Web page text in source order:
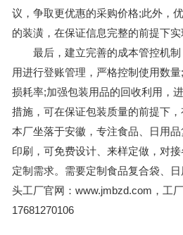
议，争取更优惠的采购价格;此外，
的装潢，在保证信息完整的前提下实
最后，建立完善的成本管控机制
用进行登账管理，严格控制使用数
损耗率;加强包装用品的回收利用，
措施，可在保证包装质量的前提下，
本厂坐落于安徽，专注食品、日用
印刷，可免费设计、来样定做，对
定制需求。需要定制食品复合袋、
头工厂官网：www.jmbzd.com，工
17681270106